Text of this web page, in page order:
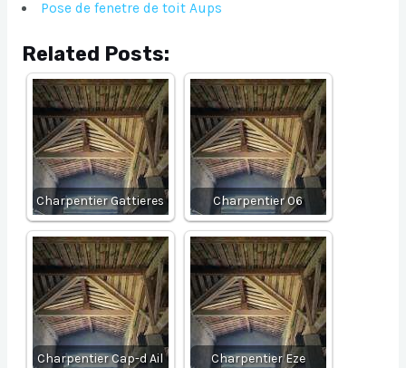
Pose de fenetre de toit Aups
Related Posts:
Charpentier Gattieres Charpentier 06
Charpentier Cap-d Ail Charpentier Eze